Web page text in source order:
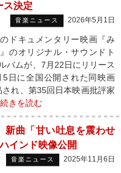
ス決定
音楽ニュース 2026年5月1日
ドキュメンタリー映画『み
のオリジナル・サウンドト
バムが、7月22日にリリース
に全国公開された同映画
れ、第35回日本映画批評家
続きを読む
新曲「甘い吐息を震わせ
インド映像公開
音楽ニュース 2025年11月6日